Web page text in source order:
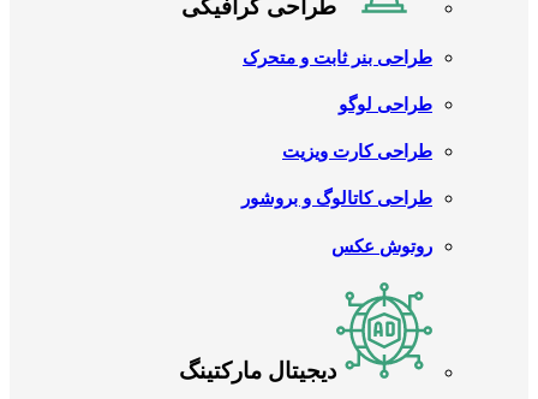
طراحی گرافیکی
طراحی بنر ثابت و متحرک
طراحی لوگو
طراحی کارت ویزیت
طراحی کاتالوگ و بروشور
روتوش عکس
دیجیتال مارکتینگ